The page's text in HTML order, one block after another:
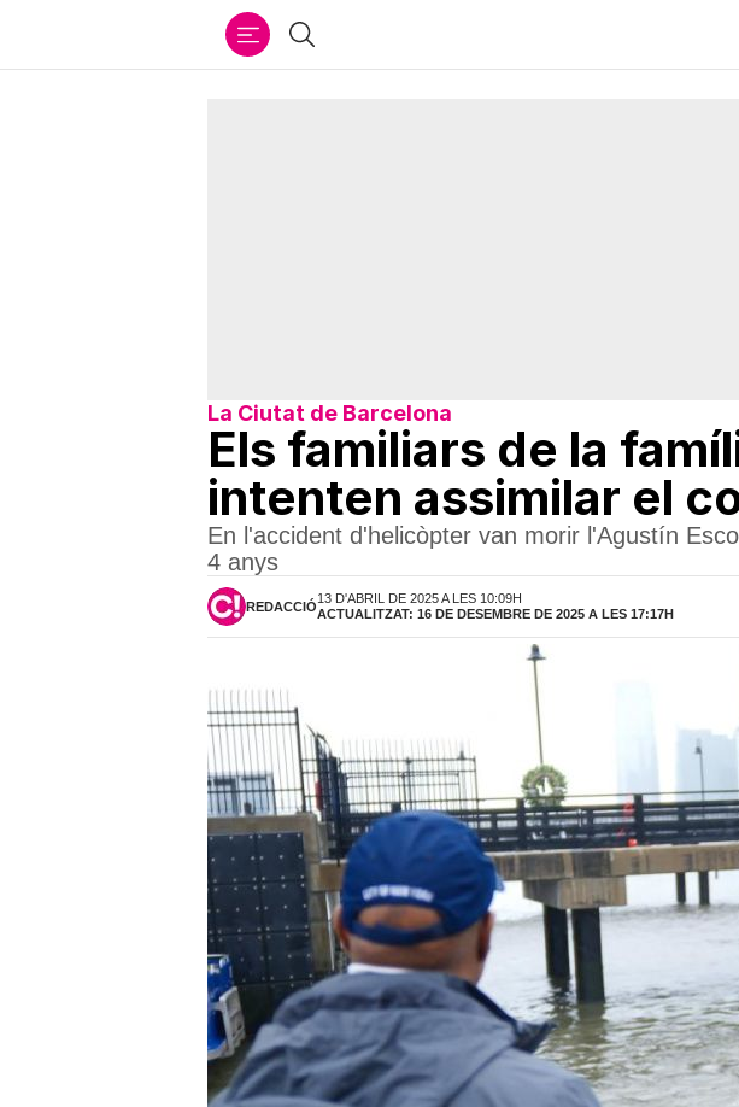
Cercar
La Ciutat de Barcelona
Els familiars de la
intenten assimilar el
En l'accident d'helicòpter van morir l'Agustín
4 anys
REDACCIÓ
13 D'ABRIL DE 2025 A LES 10:09H
ACTUALITZAT: 16 DE DESEMBRE DE 2025 A LES 17:17H